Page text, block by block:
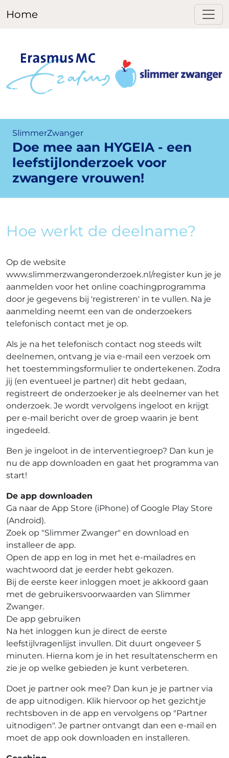
Home
SlimmerZwanger
Doe mee aan HYGEIA - een
leefstijlonderzoek voor
zwangere vrouwen!
Hoe werkt de deelname?
Op de website
www.slimmerzwangeronderzoek.nl/register kun je je
aanmelden voor het online coachingprogramma
door je gegevens bij 'registreren' in te vullen. Na je
aanmelding neemt een van de onderzoekers
telefonisch contact met je op.
Als je na het telefonisch contact nog steeds wilt
deelnemen, ontvang je via e-mail een verzoek om
het toestemmingsformulier te ondertekenen. Zodra
jij (en eventueel je partner) dit hebt gedaan,
registreert de onderzoeker je als deelnemer van het
onderzoek. Je wordt vervolgens ingeloot en krijgt
per e-mail bericht over de groep waarin je bent
ingedeeld.
Ben je ingeloot in de interventiegroep? Dan kun je
nu de app downloaden en gaat het programma van
start!
De app downloaden
Ga naar de App Store (iPhone) of Google Play Store
(Android).
Zoek op "Slimmer Zwanger" en download en
installeer de app.
Open de app en log in met het e-mailadres en
wachtwoord dat je eerder hebt gekozen.
Bij de eerste keer inloggen moet je akkoord gaan
met de gebruikersvoorwaarden van Slimmer
Zwanger.
De app gebruiken
Na het inloggen kun je direct de eerste
leefstijlvragenlijst invullen. Dit duurt ongeveer 5
minuten. Hierna kom je in het resultatenscherm en
zie je op welke gebieden je kunt verbeteren.
Doet je partner ook mee? Dan kun je je partner via
de app uitnodigen. Klik hiervoor op het gezichtje
rechtsboven in de app en vervolgens op "Partner
uitnodigen". Je partner ontvangt dan een e-mail en
moet de app ook downloaden en installeren.